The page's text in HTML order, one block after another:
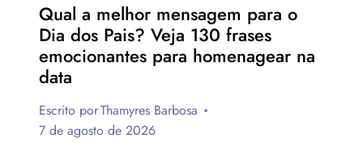
Qual a melhor mensagem para o
Dia dos Pais? Veja 130 frases
emocionantes para homenagear na
data
Escrito porThamyres Barbosa
7 de agosto de 2026